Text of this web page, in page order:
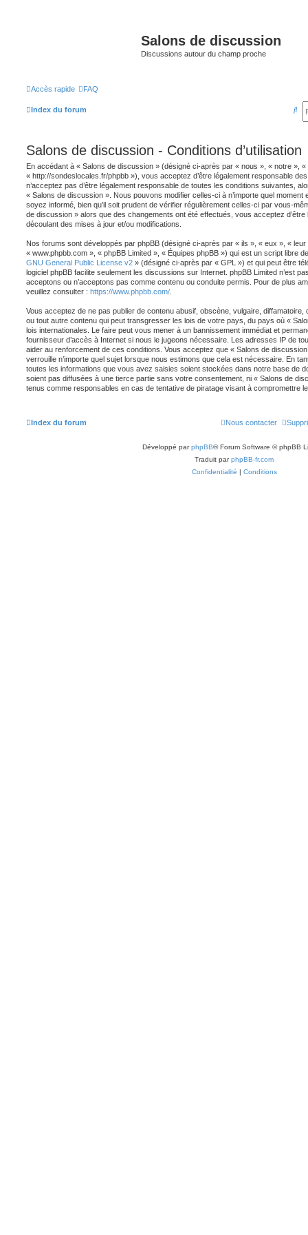
Salons de discussion
Discussions autour du champ proche
Accès rapide FAQ
Index du forum
R
e
c
e
r
Salons de discussion - Conditions d’utilisation
En accédant à « Salons de discussion » (désigné ci-après par « nous », « notre »,
« http://sondeslocales.fr/phpbb »), vous acceptez d’être légalement responsable
n’acceptez pas d’être légalement responsable de toutes les conditions suivantes,
« Salons de discussion ». Nous pouvons modifier celles-ci à n’importe quel
soyez informé, bien qu’il soit prudent de vérifier régulièrement celles-ci par vous-
de discussion » alors que des changements ont été effectués, vous acceptez
découlant des mises à jour et/ou modifications.
Nos forums sont développés par phpBB (désigné ci-après par « ils », « eux », « leur
« www.phpbb.com », « phpBB Limited », « Équipes phpBB ») qui est un script libre
GNU General Public License v2 » (désigné ci-après par « GPL ») et qui peut être
logiciel phpBB facilite seulement les discussions sur Internet. phpBB Limited n’est
acceptons ou n’acceptons pas comme contenu ou conduite permis. Pour de plus
veuillez consulter : https://www.phpbb.com/
Vous acceptez de ne pas publier de contenu abusif, obscène, vulgaire,
ou tout autre contenu qui peut transgresser les lois de votre pays, du pays où «
lois internationales. Le faire peut vous mener à un bannissement immédiat et
fournisseur d’accès à Internet si nous le jugeons nécessaire. Les adresses IP de
aider au renforcement de ces conditions. Vous acceptez que « Salons de
verrouille n’importe quel sujet lorsque nous estimons que cela est nécessaire. En
toutes les informations que vous avez saisies soient stockées dans notre base de
soient pas diffusées à une tierce partie sans votre consentement, ni « Salons de
tenus comme responsables en cas de tentative de piratage visant à compromettre
Index du forum Nous contacter
Développé parphpBB® Forum Software © phpBB
Traduit parphpBB-fr.com
Confidentialité | Conditions